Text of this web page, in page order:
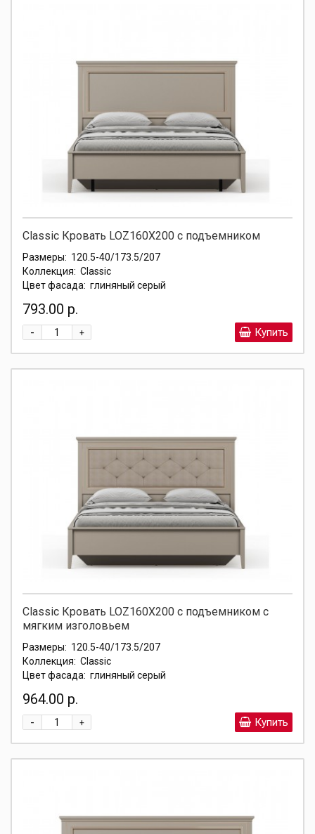
Classic Кровать LOZ160X200 с подъемником
Размеры: 120.5-40/173.5/207
Коллекция: Classic
Цвет фасада: глиняный серый
793.00 р.
+
- Купить
Classic Кровать LOZ160X200 с подъемником с
мягким изголовьем
Размеры: 120.5-40/173.5/207
Коллекция: Classic
Цвет фасада: глиняный серый
964.00 р.
+
- Купить